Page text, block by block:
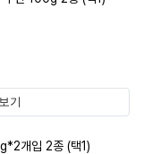
기
개입 2종 (택1)